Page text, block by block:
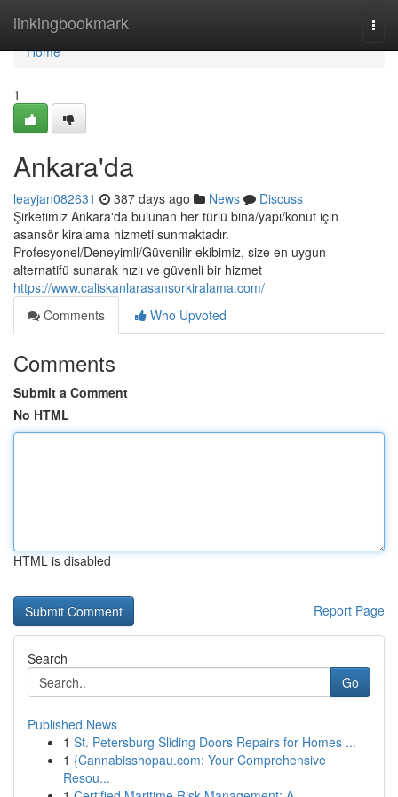
linkingbookmark
Home
Home
1
Ankara'da
leayjan082631 387 days ago News
Discuss
Şirketimiz Ankara'da bulunan her türlü bina/yapı/konut için
asansör kiralama hizmeti sunmaktadır.
Profesyonel/Deneyimli/Güvenilir ekibimiz, size en uygun
alternatifü sunarak hızlı ve güvenli bir hizmet
https://www.caliskanlarasansorkiralama.com/
Comments
Who Upvoted
Comments
Submit a Comment
No HTML
HTML is disabled
Report Page
Search
Go
Published News
1 St. Petersburg Sliding Doors Repairs for Homes ...
1 {Cannabisshopau.com: Your Comprehensive
Resou...